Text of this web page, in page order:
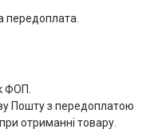
передоплата.
ФОП.
Пошту з передоплатою
отриманні товару.